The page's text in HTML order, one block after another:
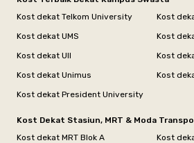
Kost dekat Telkom University
Kost
Kost dekat UMS
Kost
Kost dekat UII
Kost
Kost dekat Unimus
Kost
Kost dekat President University
Kost Dekat Stasiun, MRT & Moda
Kost dekat MRT Blok A